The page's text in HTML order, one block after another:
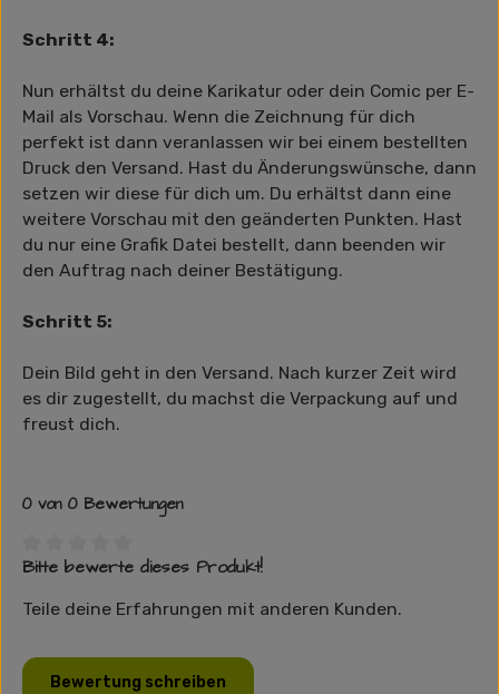
Schritt 4:
Nun erhältst du deine Karikatur oder dein Comic per E-
Mail als Vorschau. Wenn die Zeichnung für dich
perfekt ist dann veranlassen wir bei einem bestellten
Druck den Versand. Hast du Änderungswünsche, dann
setzen wir diese für dich um. Du erhältst dann eine
weitere Vorschau mit den geänderten Punkten. Hast
du nur eine Grafik Datei bestellt, dann beenden wir
den Auftrag nach deiner Bestätigung.
Schritt 5:
Dein Bild geht in den Versand. Nach kurzer Zeit wird
es dir zugestellt, du machst die Verpackung auf und
freust dich.
0 von 0 Bewertungen
Durchschnittliche Bewertung von 0 von 5 Sternen
Bitte bewerte dieses Produkt!
Teile deine Erfahrungen mit anderen Kunden.
Bewertung schreiben